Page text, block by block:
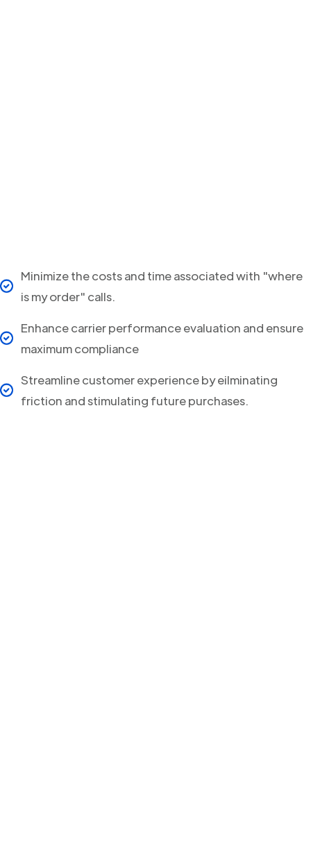
Minimize the costs and time associated with "where
is my order" calls.
Enhance carrier performance evaluation and ensure
maximum compliance
Streamline customer experience by eilminating
friction and stimulating future purchases.